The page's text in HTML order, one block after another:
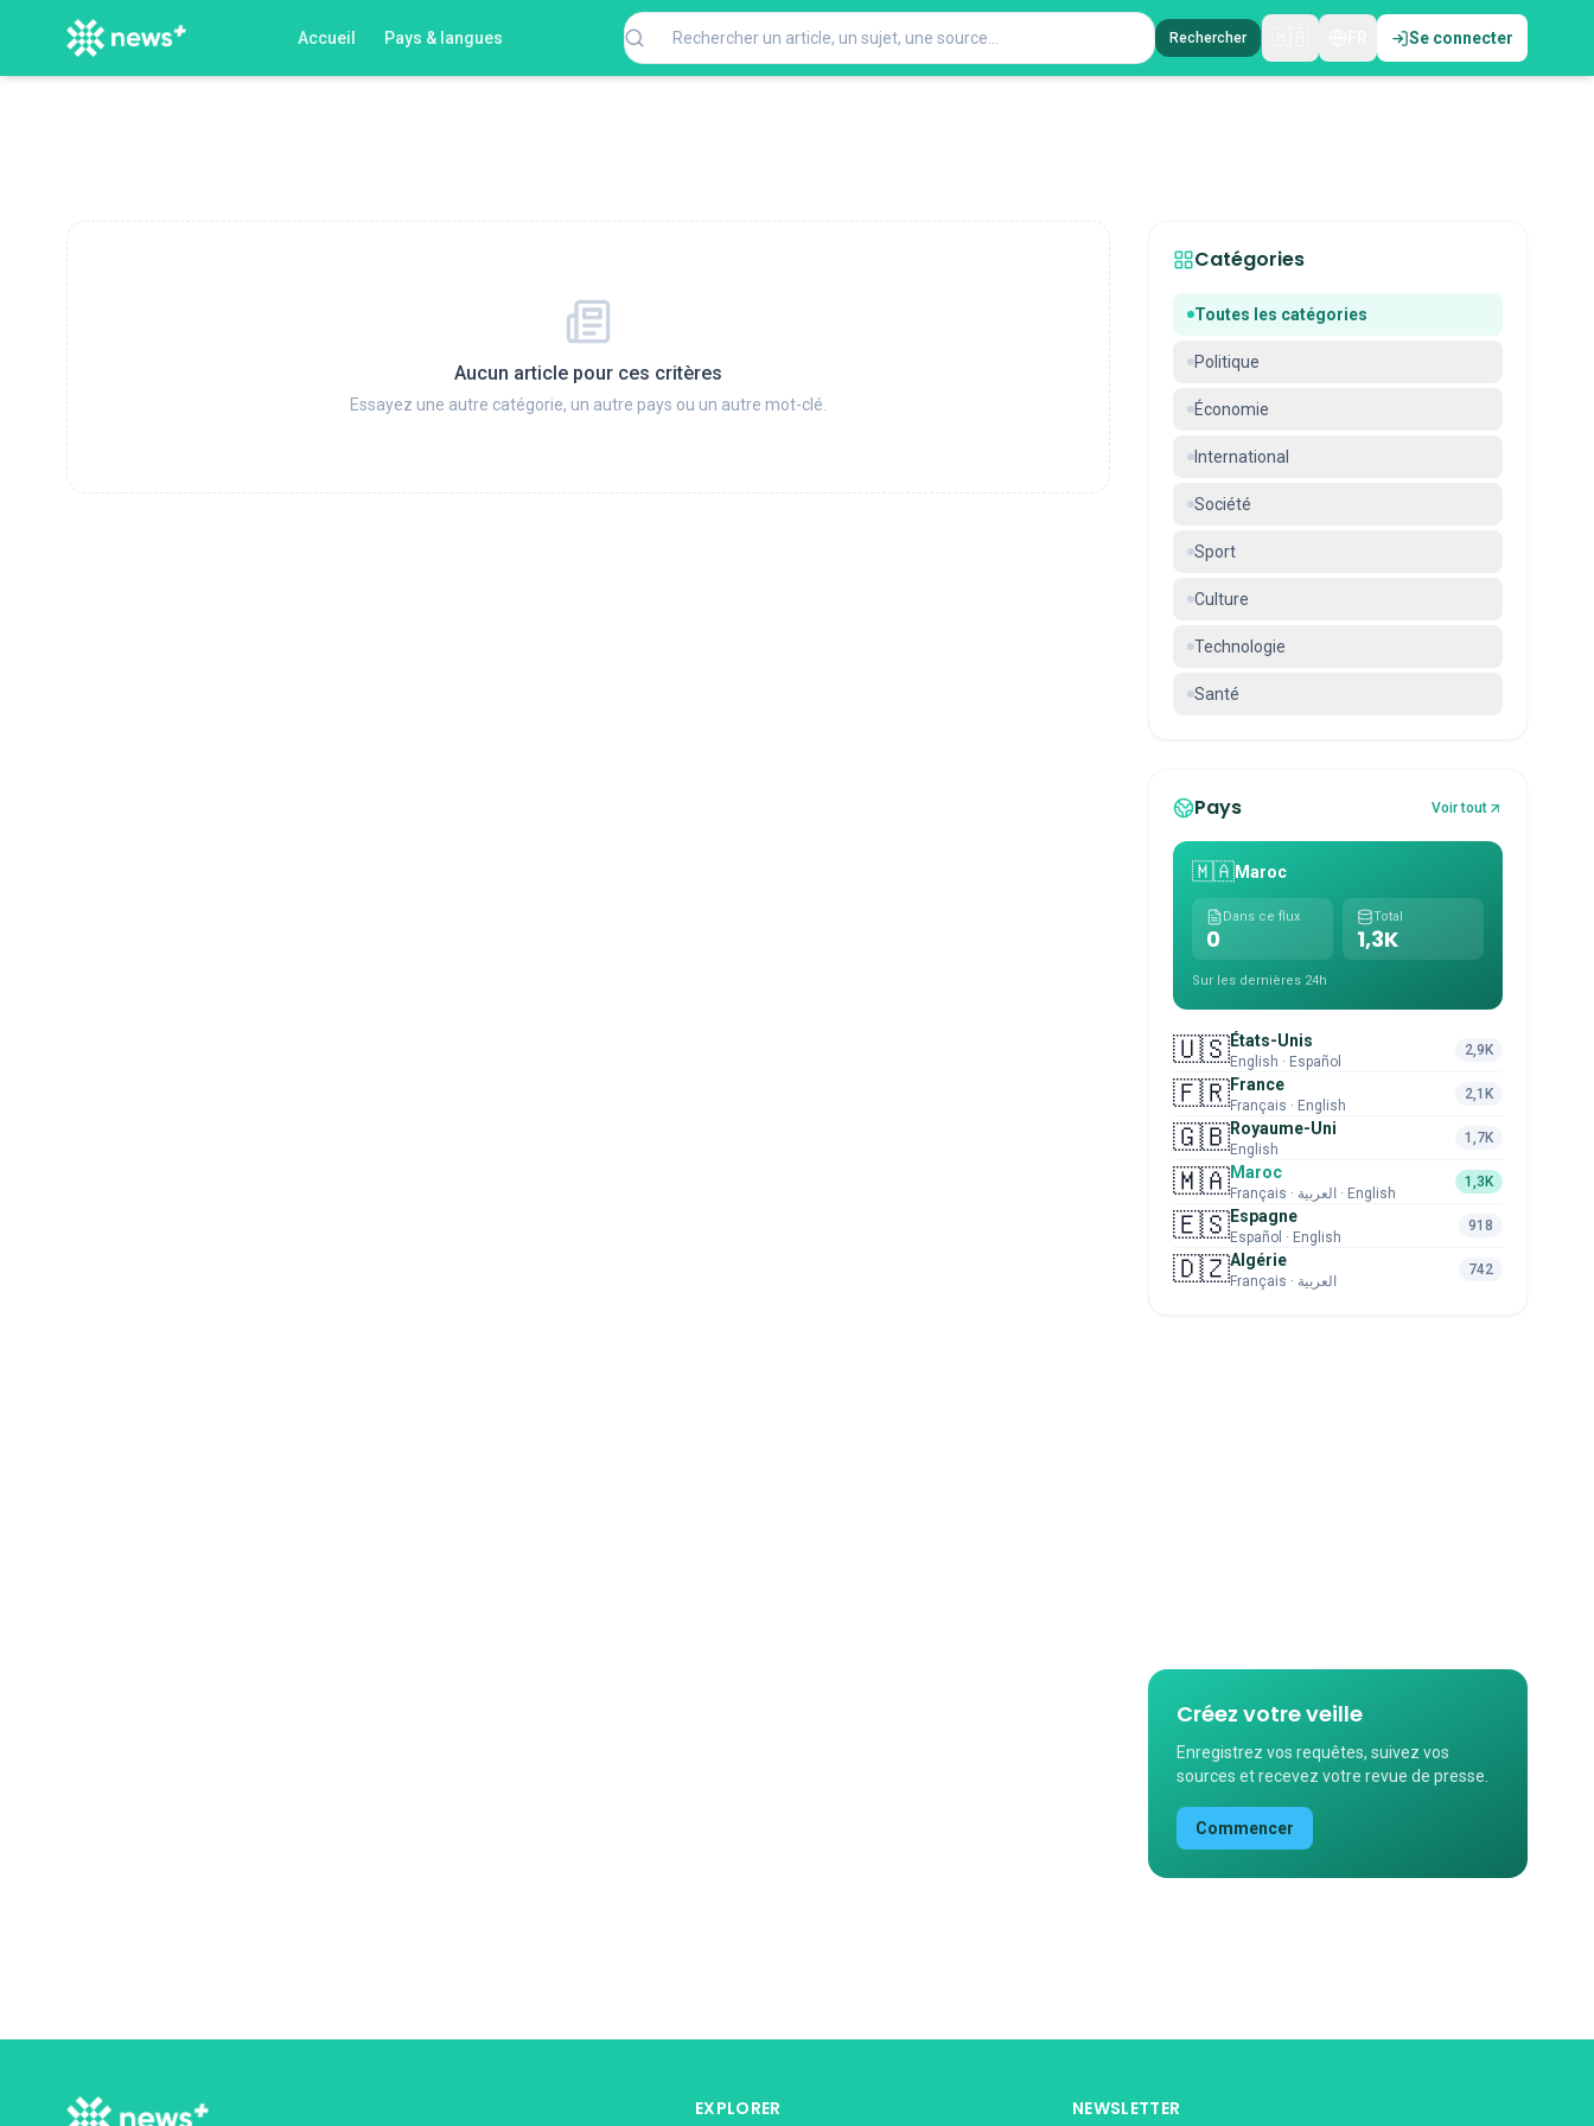
Accueil Pays & langues Rechercher Se connecter
Aucun article pour ces critères
Essayez une autre catégorie, un autre pays ou un autre mot-clé.
Catégories
Toutes les catégories
Politique
Économie
International
Société
Sport
Culture
Technologie
Santé
Pays Voir tout
🇲🇦Maroc
Dans ce flux
0
Total
1,3K
Sur les dernières 24h
🇺🇸États-Unis
English · Español
2,9K
🇫🇷France
Français · English
2,1K
🇬🇧Royaume-Uni
English
1,7K
🇲🇦Maroc
Français · العربية · English
1,3K
🇪🇸Espagne
Español · English
918
🇩🇿Algérie
Français · العربية
742
Créez votre veille
Enregistrez vos requêtes, suivez vos
sources et recevez votre revue de presse.
Commencer
EXPLORER NEWSLETTER